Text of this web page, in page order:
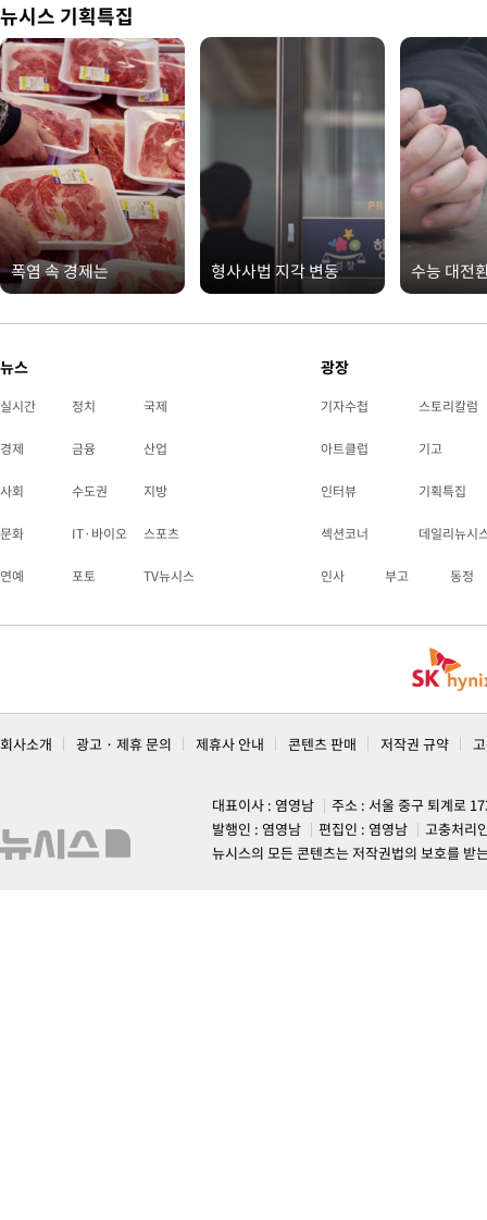
뉴시스 기획특집
폭염 속 경제는 형사사법 지각 변동 수능 대전
뉴스
실시간 정치 국제
경제 금융 산업
사회 수도권 지방
문화 IT·바이오 스포츠
연예 포토 TV뉴시스
광장
기자수첩 스토리칼럼
아트클럽 기고
인터뷰 기획특집
섹션코너 데일리뉴시
인사 부고 동정
회사소개 광고 · 제휴 문의 제휴사 안내 콘텐츠 판매 저작권 규약
대표이사 : 염영남
주소 : 서울 중구 퇴계로
발행인 : 염영남
편집인 : 염영남
고충처리
뉴시스의 모든 콘텐츠는 저작권법의 보호를